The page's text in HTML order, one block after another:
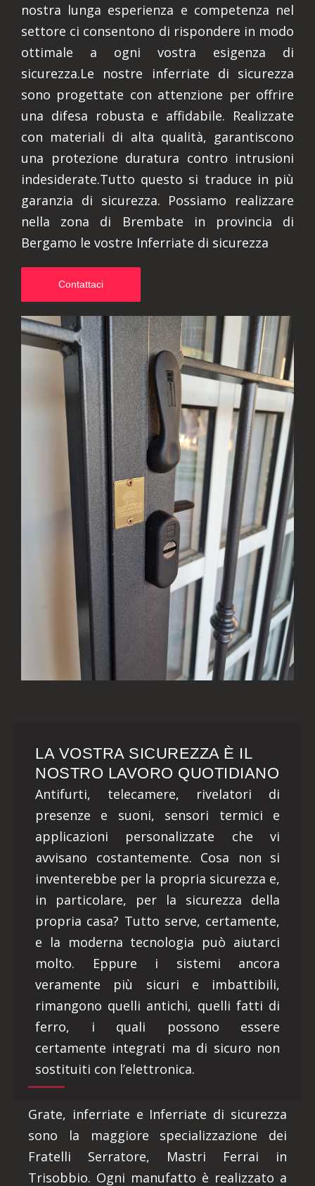
nostra lunga esperienza e competenza nel
settore ci consentono di rispondere in modo
ottimale a ogni vostra esigenza di
sicurezza.Le nostre inferriate di sicurezza
sono progettate con attenzione per offrire
una difesa robusta e affidabile. Realizzate
con materiali di alta qualità, garantiscono
una protezione duratura contro intrusioni
indesiderate.Tutto questo si traduce in più
garanzia di sicurezza. Possiamo realizzare
nella zona di Brembate in provincia di
Bergamo le vostre Inferriate di sicurezza
Contattaci
LA VOSTRA SICUREZZA È IL
NOSTRO LAVORO QUOTIDIANO
Antifurti, telecamere, rivelatori di
presenze e suoni, sensori termici e
applicazioni personalizzate che vi
avvisano costantemente. Cosa non si
inventerebbe per la propria sicurezza e,
in particolare, per la sicurezza della
propria casa? Tutto serve, certamente,
e la moderna tecnologia può aiutarci
molto. Eppure i sistemi ancora
veramente più sicuri e imbattibili,
rimangono quelli antichi, quelli fatti di
ferro, i quali possono essere
certamente integrati ma di sicuro non
sostituiti con l’elettronica.
Grate, inferriate e Inferriate di sicurezza
sono la maggiore specializzazione dei
Fratelli Serratore, Mastri Ferrai in
Trisobbio. Ogni manufatto è realizzato a